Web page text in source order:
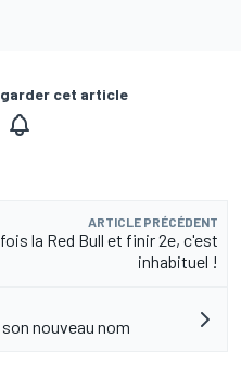
cet article
ARTICLE PRÉCÉDENT
la Red Bull et finir 2e, c'est
inhabituel !
nouveau nom